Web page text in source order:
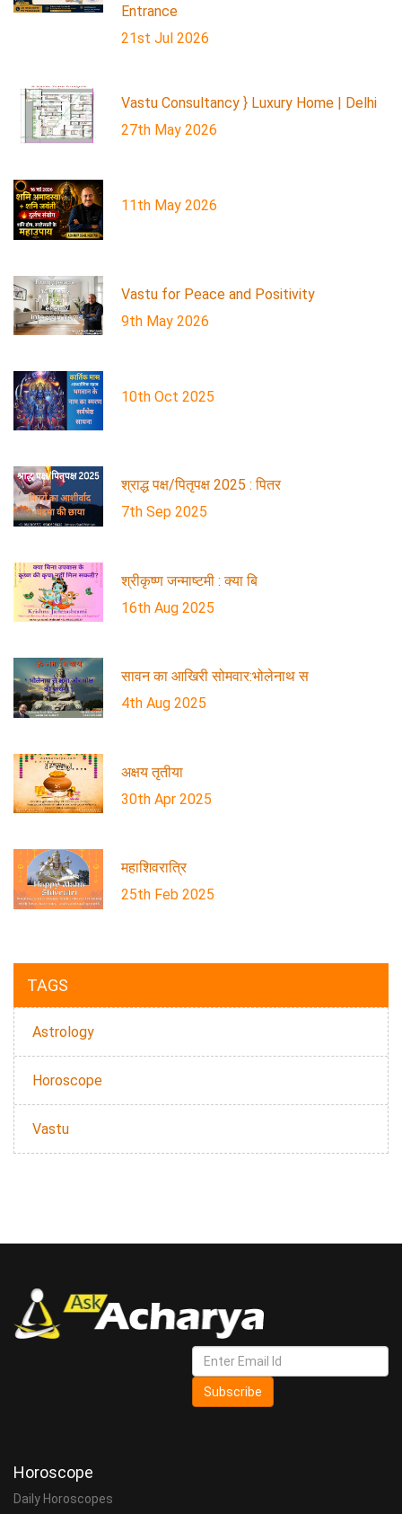
Entrance
21st Jul 2026
Vastu Consultancy } Luxury Home | Delhi
27th May 2026
11th May 2026
Vastu for Peace and Positivity
9th May 2026
10th Oct 2025
श्राद्ध पक्ष/पितृपक्ष 2025 : पितर
7th Sep 2025
श्रीकृष्ण जन्माष्टमी : क्या बि
16th Aug 2025
सावन का आखिरी सोमवार:भोलेनाथ स
4th Aug 2025
अक्षय तृतीया
30th Apr 2025
महाशिवरात्रि
25th Feb 2025
TAGS
Astrology
Horoscope
Vastu
Subscribe
Horoscope
Daily Horoscopes